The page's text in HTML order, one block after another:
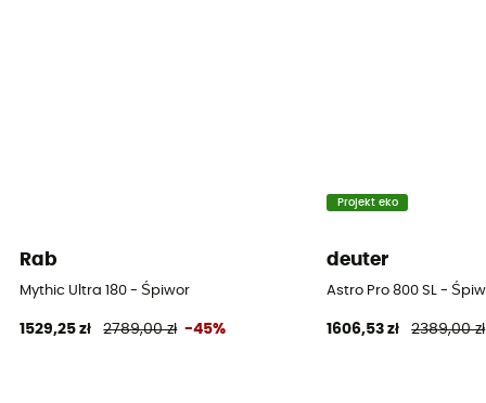
Rab
Mythic Ultra 180 - Śpiwor
1529,25 zł 2789,00 zł -45%
Projekt eko
deuter
Astro Pro 800 SL -
1606,53 zł 2389,00 zł